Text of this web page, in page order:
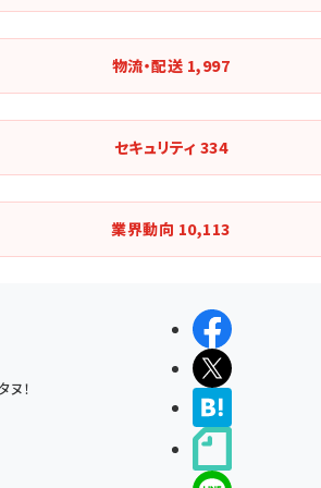
物流・配送 1,997
セキュリティ 334
業界動向 10,113
！